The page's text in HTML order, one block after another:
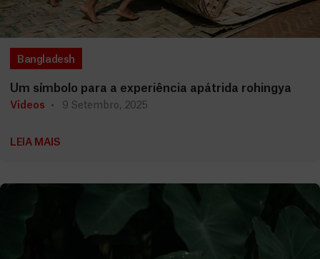
Bangladesh
Um símbolo para a experiência apátrida rohingya
Vídeos 9 Setembro, 2025
LEIA MAIS